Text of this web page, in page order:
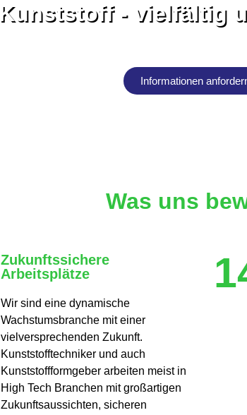
Kunststoff - vielfältig
Informationen
Was uns
Zukunftssichere
Arbeitsplätze
Wir sind eine dynamische
Wachstumsbranche mit einer
vielversprechenden Zukunft.
Kunststofftechniker und auch
Kunststoffformgeber arbeiten meist in
High Tech Branchen mit großartigen
Zukunftsaussichten, sicheren